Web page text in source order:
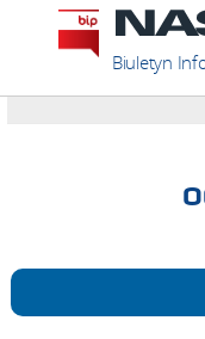
Biuletyn